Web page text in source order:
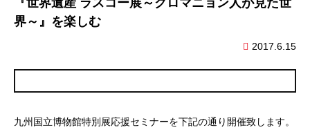
『世界遺産 ラスコー展～クロマニョン人が見た世
界～』を楽しむ
2017.6.15
九州国立博物館特別展応援セミナーを下記の通り開催致します。